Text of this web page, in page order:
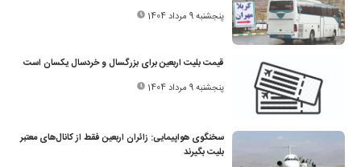
پنجشنبه 9 مرداد 1404
قیمت بلیت اربعین برای بزرگسال و خردسال یکسان است
پنجشنبه 9 مرداد 1404
سخنگوی هواپیمایی: زائران اربعین فقط از کانال‌های معتبر
بلیت بگیرند